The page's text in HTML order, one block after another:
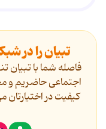
تبیان را در
فاصله شما با
اجتماعی حاضریم و
کیفیت در اختیارتان